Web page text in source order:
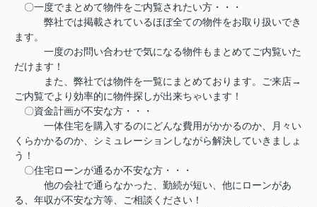
〇一度でまとめて物件をご内覧されたい方・・・
弊社では掲載されているほぼ全ての物件をお取り扱いでき
ます。
一度のお問い合わせで気になる物件もまとめてご内覧いた
だけます！
また、弊社では物件を一覧にまとめております。ご来店→
ご内覧でより効率的に物件探しが出来ちゃいます！
〇資金計画が不安な方・・・
一体住宅を購入するのにどんな費用がかかるのか、月々い
くらかかるのか、シミュレーションしながら解決していきましょ
う！
〇住宅ローンが通るか不安な方・・・
他の会社で通らなかった、勤続が短い、他にローンがあ
る、年収が不安な方等、ご相談ください！